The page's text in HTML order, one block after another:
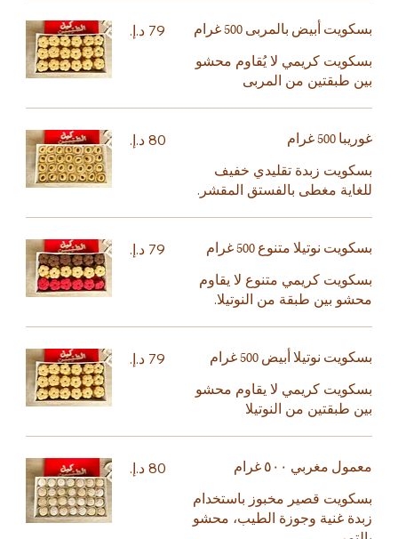
بسكويت أبيض بالمربى 500 غرام
بسكويت كريمي لا يُقاوم محشو
بين طبقتين من المربى
غوريبا 500 غرام
بسكويت زبدة تقليدي خفيف
للغاية مغطى بالفستق المقشر.
بسكويت نوتيلا متنوع 500 غرام
بسكويت كريمي متنوع لا يقاوم
محشو بين طبقة من النوتيلا.
بسكويت نوتيلا أبيض 500 غرام
بسكويت كريمي لا يقاوم محشو
بين طبقتين من النوتيلا
معمول مغربي ٥٠٠ غرام
بسكويت قصير مخبوز باستخدام
زبدة غنية وجوزة الطيب، محشو